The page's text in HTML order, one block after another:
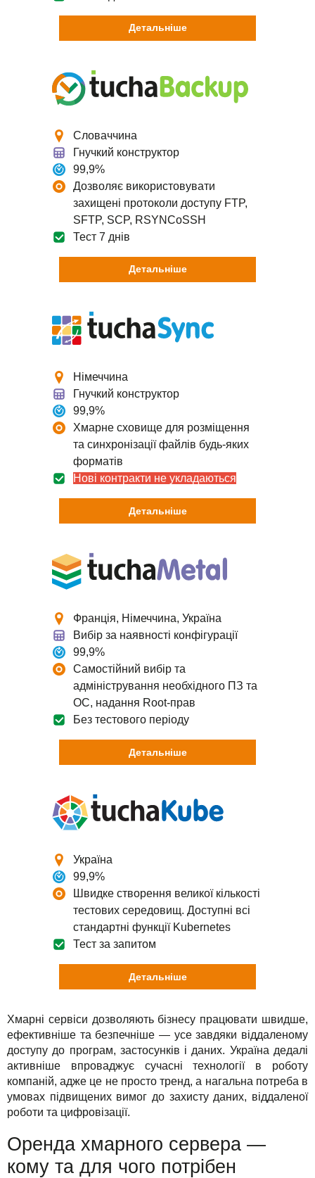
Детальніше
Словаччина
Гнучкий конструктор
99,9%
Дозволяє використовувати
захищені протоколи доступу FTP,
SFTP, SCP, RSYNCoSSH
Тест 7 днів
Детальніше
Німеччина
Гнучкий конструктор
99,9%
Хмарне сховище для розміщення
та синхронізації файлів будь-яких
форматів
Нові контракти не укладаються
Детальніше
Франція, Німеччина, Україна
Вибір за наявності конфігурації
99,9%
Самостійний вибір та
адміністрування необхідного ПЗ та
ОС, надання Root-прав
Без тестового періоду
Детальніше
Україна
99,9%
Швидке створення великої кількості
тестових середовищ. Доступні всі
стандартні функції Kubernetes
Тест за запитом
Детальніше
Хмарні сервіси дозволяють бізнесу працювати швидше,
ефективніше та безпечніше — усе завдяки віддаленому
доступу до програм, застосунків і даних. Україна дедалі
активніше впроваджує сучасні технології в роботу
компаній, адже це не просто тренд, а нагальна потреба в
умовах підвищених вимог до захисту даних, віддаленої
роботи та цифровізації.
Оренда хмарного сервера —
кому та для чого потрібен